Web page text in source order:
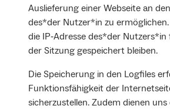
Auslieferung einer Webseite an
des*der Nutzer*in zu
die IP‐Adresse des*der
der Sitzung gespeichert bleiben.
Die Speicherung in den Logfiles
Funktionsfähigkeit der
sicherzustellen. Zudem dienen